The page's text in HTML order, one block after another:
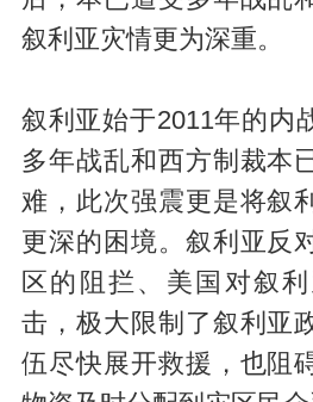
叙利亚灾情更为深重。
叙利亚始于2011年的内
多年战乱和西方制裁本
难，此次强震更是将叙
更深的困境。叙利亚反
区的阻拦、美国对叙
击，极大限制了叙利亚
伍尽快展开救援，也阻